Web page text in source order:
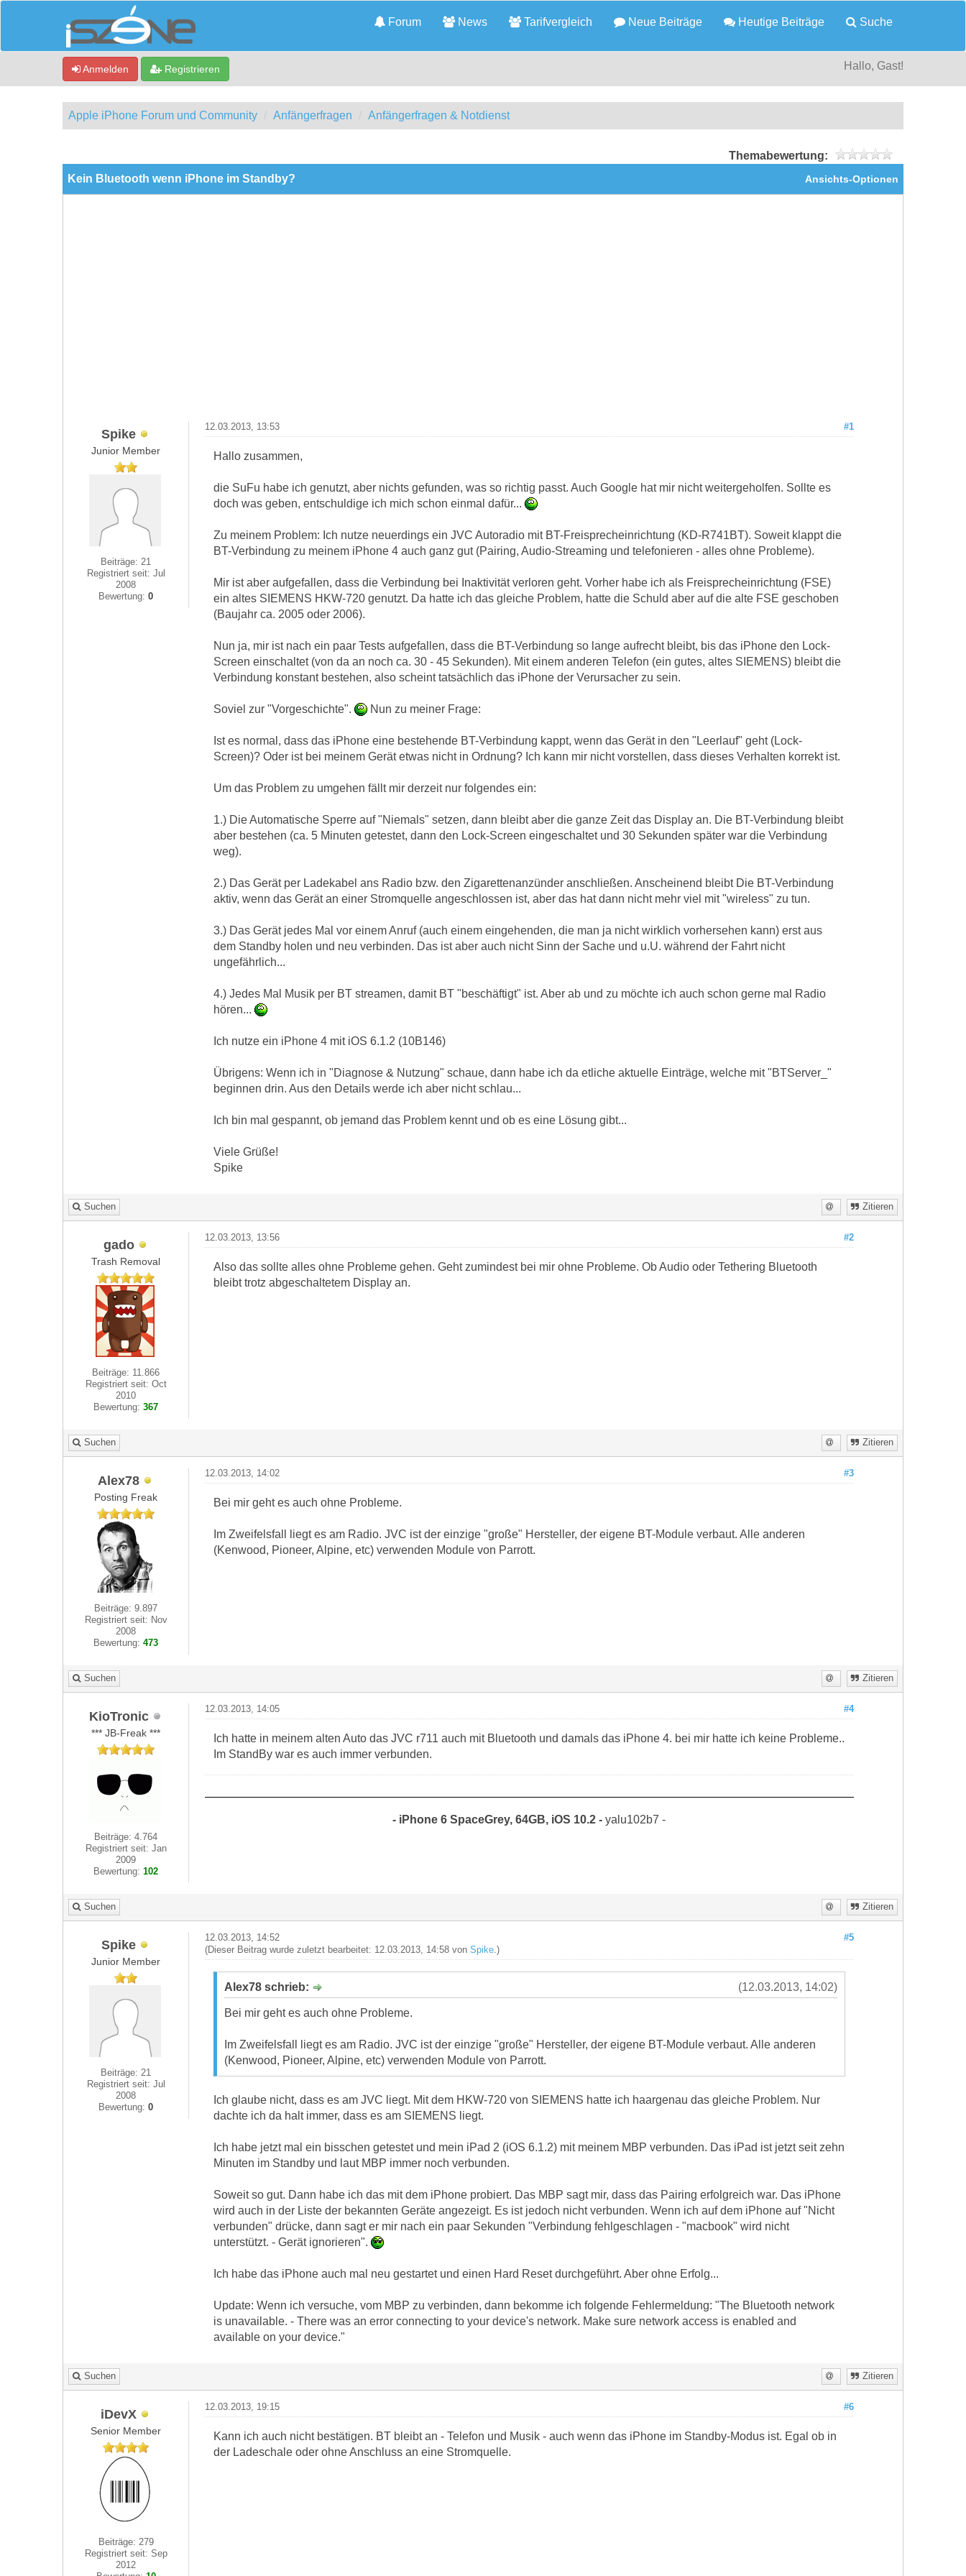
Forum News Tarifvergleich Neue Beiträge Heutige Beiträge Suche
Anmelden Registrieren Hallo, Gast!
Apple iPhone Forum und Community Anfängerfragen Anfängerfragen & Notdienst
Themabewertung:
Ansichts-Optionen
Kein Bluetooth wenn iPhone im Standby?
Spike
Junior Member
Beiträge: 21
Registriert seit: Jul
2008
Bewertung:0
#1
12.03.2013, 13:53
Hallo zusammen,
die SuFu habe ich genutzt, aber nichts gefunden, was so richtig passt. Auch Google hat mir nicht weitergeholfen. Sollte es
doch was geben, entschuldige ich mich schon einmal dafür...
Zu meinem Problem: Ich nutze neuerdings ein JVC Autoradio mit BT-Freisprecheinrichtung (KD-R741BT). Soweit klappt die
BT-Verbindung zu meinem iPhone 4 auch ganz gut (Pairing, Audio-Streaming und telefonieren - alles ohne Probleme).
Mir ist aber aufgefallen, dass die Verbindung bei Inaktivität verloren geht. Vorher habe ich als Freisprecheinrichtung (FSE)
ein altes SIEMENS HKW-720 genutzt. Da hatte ich das gleiche Problem, hatte die Schuld aber auf die alte FSE geschoben
(Baujahr ca. 2005 oder 2006).
Nun ja, mir ist nach ein paar Tests aufgefallen, dass die BT-Verbindung so lange aufrecht bleibt, bis das iPhone den Lock-
Screen einschaltet (von da an noch ca. 30 - 45 Sekunden). Mit einem anderen Telefon (ein gutes, altes SIEMENS) bleibt die
Verbindung konstant bestehen, also scheint tatsächlich das iPhone der Verursacher zu sein.
Soviel zur "Vorgeschichte". Nun zu meiner Frage:
Ist es normal, dass das iPhone eine bestehende BT-Verbindung kappt, wenn das Gerät in den "Leerlauf" geht (Lock-
Screen)? Oder ist bei meinem Gerät etwas nicht in Ordnung? Ich kann mir nicht vorstellen, dass dieses Verhalten korrekt ist.
Um das Problem zu umgehen fällt mir derzeit nur folgendes ein:
1.) Die Automatische Sperre auf "Niemals" setzen, dann bleibt aber die ganze Zeit das Display an. Die BT-Verbindung bleibt
aber bestehen (ca. 5 Minuten getestet, dann den Lock-Screen eingeschaltet und 30 Sekunden später war die Verbindung
weg).
2.) Das Gerät per Ladekabel ans Radio bzw. den Zigarettenanzünder anschließen. Anscheinend bleibt Die BT-Verbindung
aktiv, wenn das Gerät an einer Stromquelle angeschlossen ist, aber das hat dann nicht mehr viel mit "wireless" zu tun.
3.) Das Gerät jedes Mal vor einem Anruf (auch einem eingehenden, die man ja nicht wirklich vorhersehen kann) erst aus
dem Standby holen und neu verbinden. Das ist aber auch nicht Sinn der Sache und u.U. während der Fahrt nicht
ungefährlich...
4.) Jedes Mal Musik per BT streamen, damit BT "beschäftigt" ist. Aber ab und zu möchte ich auch schon gerne mal Radio
hören...
Ich nutze ein iPhone 4 mit iOS 6.1.2 (10B146)
Übrigens: Wenn ich in "Diagnose & Nutzung" schaue, dann habe ich da etliche aktuelle Einträge, welche mit "BTServer_"
beginnen drin. Aus den Details werde ich aber nicht schlau...
Ich bin mal gespannt, ob jemand das Problem kennt und ob es eine Lösung gibt...
Viele Grüße!
Spike
Suchen Zitieren
gado
Trash Removal
Beiträge: 11.866
Registriert seit: Oct
2010
Bewertung:367
#2
12.03.2013, 13:56
Also das sollte alles ohne Probleme gehen. Geht zumindest bei mir ohne Probleme. Ob Audio oder Tethering Bluetooth
bleibt trotz abgeschaltetem Display an.
Suchen Zitieren
Alex78
Posting Freak
Beiträge: 9.897
Registriert seit: Nov
2008
Bewertung:473
#3
12.03.2013, 14:02
Bei mir geht es auch ohne Probleme.
Im Zweifelsfall liegt es am Radio. JVC ist der einzige "große" Hersteller, der eigene BT-Module verbaut. Alle anderen
(Kenwood, Pioneer, Alpine, etc) verwenden Module von Parrott.
Suchen Zitieren
KioTronic
*** JB-Freak ***
Beiträge: 4.764
Registriert seit: Jan
2009
Bewertung:102
#4
12.03.2013, 14:05
Ich hatte in meinem alten Auto das JVC r711 auch mit Bluetooth und damals das iPhone 4. bei mir hatte ich keine Probleme..
Im StandBy war es auch immer verbunden.
- iPhone 6 SpaceGrey, 64GB, iOS 10.2 - yalu102b7 -
Suchen Zitieren
Spike
Junior Member
Beiträge: 21
Registriert seit: Jul
2008
Bewertung:0
#5
12.03.2013, 14:52
(Dieser Beitrag wurde zuletzt bearbeitet: 12.03.2013, 14:58 von Spike.)
(12.03.2013, 14:02)
Alex78 schrieb:
Bei mir geht es auch ohne Probleme.
Im Zweifelsfall liegt es am Radio. JVC ist der einzige "große" Hersteller, der eigene BT-Module verbaut. Alle anderen
(Kenwood, Pioneer, Alpine, etc) verwenden Module von Parrott.
Ich glaube nicht, dass es am JVC liegt. Mit dem HKW-720 von SIEMENS hatte ich haargenau das gleiche Problem. Nur
dachte ich da halt immer, dass es am SIEMENS liegt.
Ich habe jetzt mal ein bisschen getestet und mein iPad 2 (iOS 6.1.2) mit meinem MBP verbunden. Das iPad ist jetzt seit zehn
Minuten im Standby und laut MBP immer noch verbunden.
Soweit so gut. Dann habe ich das mit dem iPhone probiert. Das MBP sagt mir, dass das Pairing erfolgreich war. Das iPhone
wird auch in der Liste der bekannten Geräte angezeigt. Es ist jedoch nicht verbunden. Wenn ich auf dem iPhone auf "Nicht
verbunden" drücke, dann sagt er mir nach ein paar Sekunden "Verbindung fehlgeschlagen - "macbook" wird nicht
unterstützt. - Gerät ignorieren".
Ich habe das iPhone auch mal neu gestartet und einen Hard Reset durchgeführt. Aber ohne Erfolg...
Update: Wenn ich versuche, vom MBP zu verbinden, dann bekomme ich folgende Fehlermeldung: "The Bluetooth network
is unavailable. - There was an error connecting to your device's network. Make sure network access is enabled and
available on your device."
Suchen Zitieren
iDevX
Senior Member
Beiträge: 279
Registriert seit: Sep
2012
#6
12.03.2013, 19:15
Kann ich auch nicht bestätigen. BT bleibt an - Telefon und Musik - auch wenn das iPhone im Standby-Modus ist. Egal ob in
der Ladeschale oder ohne Anschluss an eine Stromquelle.